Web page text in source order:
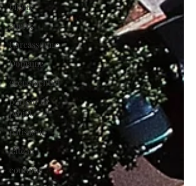
bijoux
guerre
Carcassonne
Domaine
évènementiel
porteur de
projet
pâtisserie
gâteau
coutume